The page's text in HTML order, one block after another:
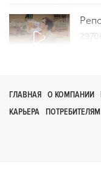
0
ГЛАВНАЯ О КОМПАНИИ
КАРЬЕРА
ПОТРЕБИТЕЛЯМ